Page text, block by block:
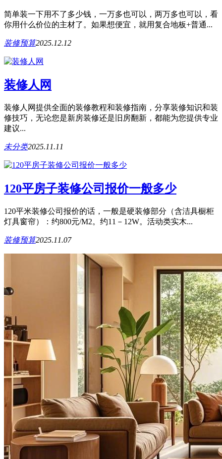
简单装一下用不了多少钱，一万多也可以，两万多也可以，看
你用什么价位的主材了。如果想便宜，就用复合地板+普通...
装修预算2025.12.12
装修人网
装修人网提供全面的装修教程和装修指南，分享装修知识和装
修技巧，无论您是新房装修还是旧房翻新，都能为您提供专业
建议...
未分类2025.11.11
120平房子装修公司报价一般多少
120平米装修公司报价的话，一般是硬装修部分（含洁具橱柜
灯具窗帘）：约800元/M2。约11－12W。活动类实木...
装修预算2025.11.07